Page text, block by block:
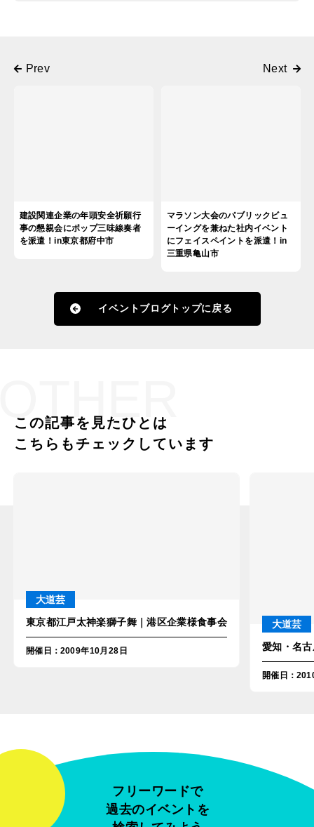
建設関連企業の年頭安全祈願行
事の懇親会にポップ三味線奏者
を派遣！in東京都府中市
マラソン大会のパブリックビュ
ーイングを兼ねた社内イベント
にフェイスペイントを派遣！in
三重県亀山市
イベントブログトップに戻る
この記事を見たひとは
こちらもチェックしています
大道芸
東京都江戸太神楽獅子舞｜港区企業様食事会
開催日 ：2009年10月28日
大道芸
愛知・名
開催日 ：
フリーワードで
過去のイベントを